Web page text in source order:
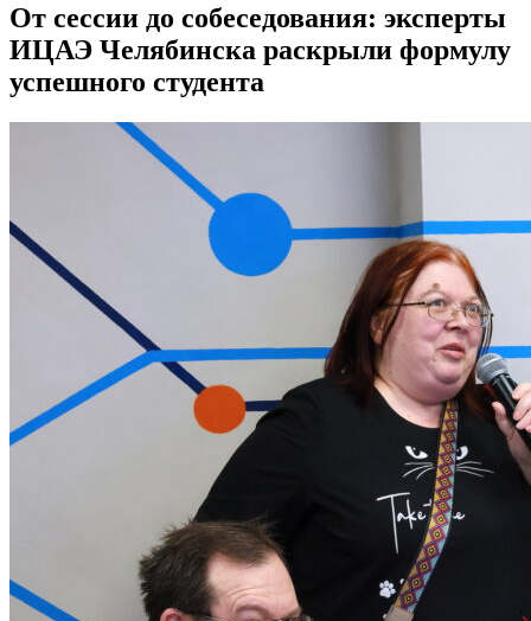
От сессии до собеседования: эксперты
ИЦАЭ Челябинска раскрыли формулу
успешного студента